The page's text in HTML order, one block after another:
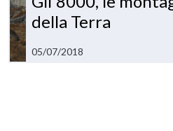
della Terra
05/07/2018